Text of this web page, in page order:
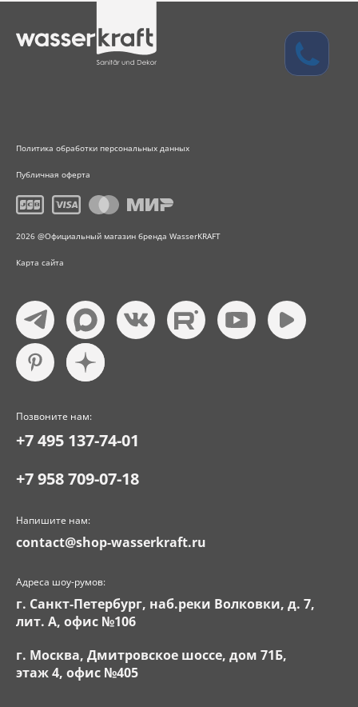
Политика обработки персональных данных
Публичная оферта
2026 @Официальный магазин бренда WasserKRAFT
Карта сайта
Позвоните нам:
+7 495 137-74-01
+7 958 709-07-18
Напишите нам:
contact@shop-wasserkraft.ru
Адреса шоу-румов:
г. Санкт-Петербург, наб.реки Волковки, д. 7,
лит. А, офис №106
г. Москва, Дмитровское шоссе, дом 71Б,
этаж 4, офис №405